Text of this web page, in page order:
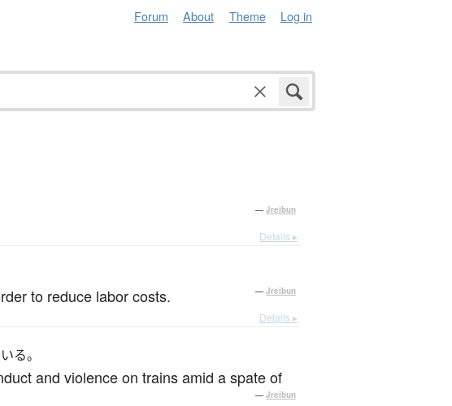
Forum About Theme Log in
— Jreibun
Details ▸
to reduce labor costs. — Jreibun
Details ▸
る。
and violence on trains amid a spate of
— Jreibun